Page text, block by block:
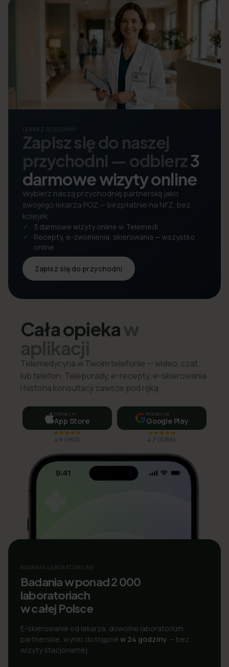
LEKARZ RODZINNY
Zapisz się do naszej
przychodni — odbierz3
darmowe wizyty online
Wybierz naszą przychodnię partnerską jako
swojego lekarza POZ — bezpłatnie na NFZ, bez
kolejek.
3 darmowe wizyty online w Telemedi
Recepty, e-zwolnienia, skierowania — wszystko
online
Zapisz się do przychodni
Cała opiekaw
aplikacji
Telemedycyna w Twoim telefonie — wideo, czat
lub telefon. Teleporady, e-recepty, e-skierowania
i historia konsultacji zawsze pod ręką.
Pobierz w
App Store
4,8 ( 960)
Pobierz na
Google Play
4,7 (3266)
BADANIA LABORATORYJNE
Badania w ponad 2 000
laboratoriach
w całej Polsce
E-skierowanie od lekarza, dowolne laboratorium
partnerskie, wyniki dostępne w 24 godziny — bez
wizyty stacjonarnej.